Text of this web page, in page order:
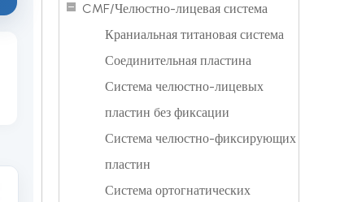
CMF/Челюстно-лицевая система
Краниальная титановая система
Соединительная пластина
Система челюстно-лицевых
пластин без фиксации
Система челюстно-фиксирующих
пластин
Система ортогнатических